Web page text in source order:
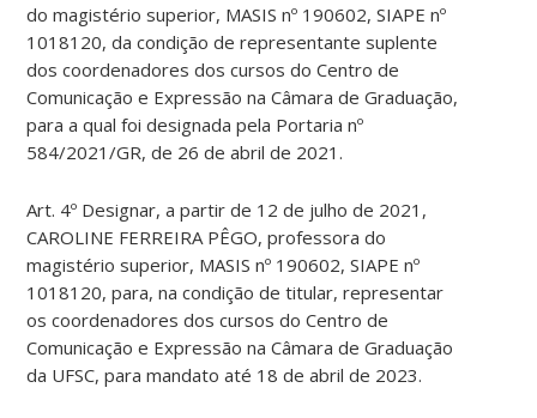
do magistério superior, MASIS nº 190602, SIAPE nº
1018120, da condição de representante suplente
dos coordenadores dos cursos do Centro de
Comunicação e Expressão na Câmara de Graduação,
para a qual foi designada pela Portaria nº
584/2021/GR, de 26 de abril de 2021.
Art. 4º Designar, a partir de 12 de julho de 2021,
CAROLINE FERREIRA PÊGO, professora do
magistério superior, MASIS nº 190602, SIAPE nº
1018120, para, na condição de titular, representar
os coordenadores dos cursos do Centro de
Comunicação e Expressão na Câmara de Graduação
da UFSC, para mandato até 18 de abril de 2023.